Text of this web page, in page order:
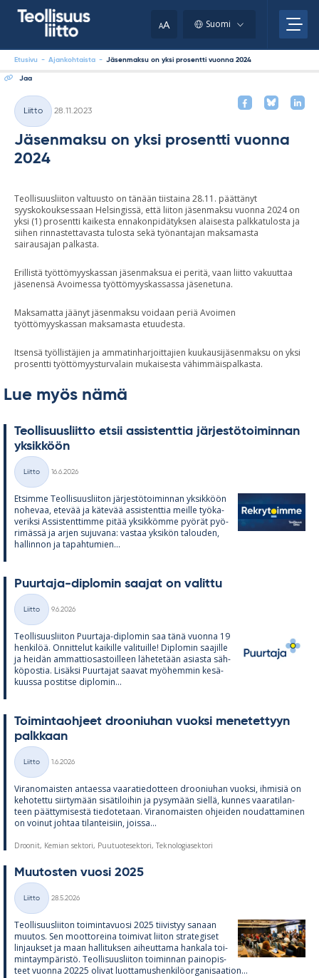
AA Suomi
Etusivu - Ajankohtaista - Jäsenmaksu on yksi prosentti vuonna 2024
Jaa
Kategoriat
Liitto
28.11.2023
Jäsenmaksu on yksi prosentti vuonna
2024
Teollisuusliiton valtuusto on tänään tiistaina 28.11. päättänyt
syyskokouksessaan Helsingissä, että liiton jäsenmaksu vuonna 2024 on
yksi (1) prosentti kaikesta ennakonpidätyksen alaisesta palkkatulosta ja
siihen rinnastettavasta tulosta sekä työnantajan maksamasta
sairausajan palkasta.
Erillistä työttömyyskassan jäsenmaksua ei peritä, vaan liitto vakuuttaa
jäsenensä Avoimessa työttömyyskassassa jäsenetuna.
Maksamatta jäänyt jäsenmaksu voidaan periä Avoimen
työttömyyskassan maksamasta etuudesta.
Itsensä työllistäjien ja ammatinharjoittajien kuukausijäsenmaksu on yksi
prosentti työttömyysturvalain mukaisesta vähimmäispalkasta.
Lue myös nämä
Teol­li­suus­liitto et­sii as­sis­tent­tia jär­jes­tö­toi­min­nan
yk­sik­köön
Kategoriat
Liitto
16.6.2026
Et­simme Teol­li­suus­lii­ton jär­jes­tö­toi­min­nan yk­sik­köön
no­he­vaa, ete­vää ja kä­te­vää as­sis­tent­tia meille työ­ka­
ve­riksi As­sis­tent­timme pi­tää yk­sik­kömme pyö­rät pyö­
ri­mässä ja ar­jen su­ju­vana: vas­taa yk­si­kön ta­lou­den,
hal­lin­non ja ta­pah­tu­mien...
Puur­taja-diplo­min saa­jat on va­littu
Kategoriat
Liitto
9.6.2026
Teol­li­suus­lii­ton Puur­taja-diplo­min saa tänä vuonna 19
hen­ki­löä. On­nit­te­lut kai­kille va­li­tuille! Diplo­min saa­jille
ja hei­dän am­mat­tio­sas­toil­leen lä­he­te­tään asiasta säh­
kö­pos­tia. Li­säksi Puur­ta­jat saa­vat myö­hem­min ke­sä­
kuussa pos­titse diplo­min...
Toi­min­taoh­jeet droo­niu­han vuoksi me­ne­tet­tyyn
palk­kaan
Kategoriat
Liitto
1.6.2026
Vi­ran­omais­ten an­taessa vaa­ra­tie­dot­teen droo­niu­han vuoksi, ih­mi­siä on
ke­ho­tettu siir­ty­mään si­sä­ti­loi­hin ja py­sy­mään siellä, kun­nes vaa­ra­ti­lan­
teen päät­ty­mi­sestä tie­do­te­taan. Vi­ran­omais­ten oh­jei­den nou­dat­ta­mi­nen
on voi­nut joh­taa ti­lan­tei­siin, joissa...
Droonit, Kemian sektori, Puutuotesektori, Teknologiasektori
Muu­tos­ten vuosi 2025
Kategoriat
Liitto
28.5.2026
Teol­li­suus­lii­ton toi­min­ta­vuosi 2025 tii­vis­tyy sa­naan
muu­tos. Sen moot­to­reina toi­mi­vat lii­ton stra­te­gi­set
lin­jauk­set ja maan hal­li­tuk­sen ai­heut­tama han­kala toi­
min­taym­pä­ristö. Teol­li­suus­lii­ton toi­min­nan pain­opis­
teet vuonna 20225 oli­vat luot­ta­mus­hen­ki­lö­or­ga­ni­saa­tion...
clipboard.)